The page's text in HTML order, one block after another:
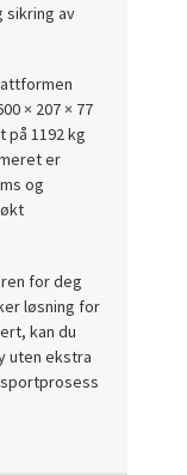
sikring av
× 207 × 77
på 1192 kg
er
og
for deg
løsning for
kan du
uten ekstra